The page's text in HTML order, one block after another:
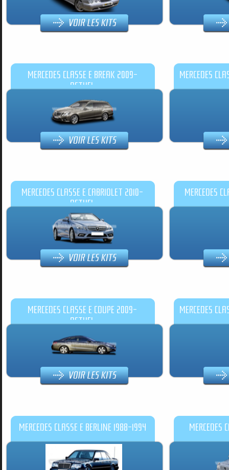
MERCEDES CLASSE E BREAK 2009-
ACTUEL
MERCEDES
MERCEDES CLASSE E CABRIOLET 2010-
ACTUEL
MERCEDES
MERCEDES CLASSE E COUPE 2009-
ACTUEL
MERCEDES
MERCEDES CLASSE E BERLINE 1988-1994 MERCEDES